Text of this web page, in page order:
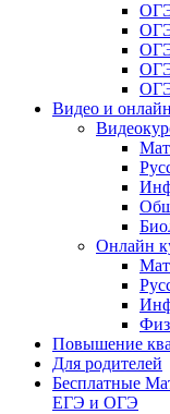
ОГЭ
Видео и
Онлайн
Повышение
Для родителей
Бесплатные
ЕГЭ и ОГЭ